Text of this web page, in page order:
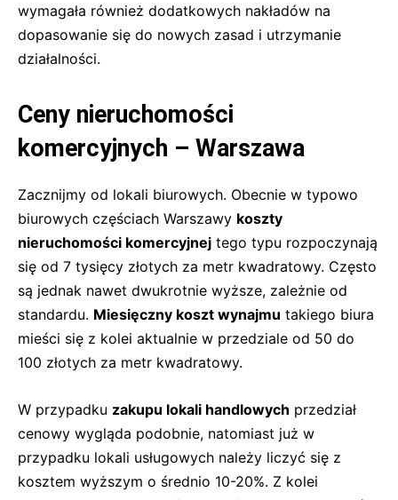
wymagała również dodatkowych nakładów na
dopasowanie się do nowych zasad i utrzymanie
działalności.
Ceny nieruchomości
komercyjnych – Warszawa
Zacznijmy od lokali biurowych. Obecnie w typowo
biurowych częściach Warszawy koszty
nieruchomości komercyjnej tego typu rozpoczynają
się od 7 tysięcy złotych za metr kwadratowy. Często
są jednak nawet dwukrotnie wyższe, zależnie od
standardu. Miesięczny koszt wynajmu takiego biura
mieści się z kolei aktualnie w przedziale od 50 do
100 złotych za metr kwadratowy.
W przypadku zakupu lokali handlowych przedział
cenowy wygląda podobnie, natomiast już w
przypadku lokali usługowych należy liczyć się z
kosztem wyższym o średnio 10-20%. Z kolei